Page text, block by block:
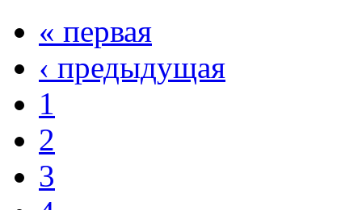
« первая
‹ предыдущая
1
2
3